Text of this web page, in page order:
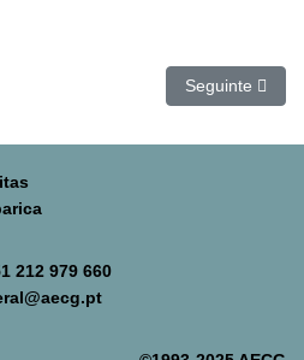
Day 2026 Artigo
Seguinte
212 979 660